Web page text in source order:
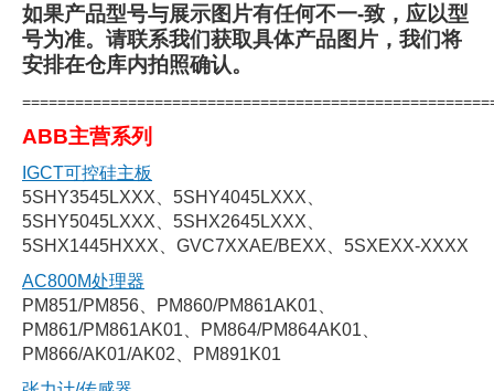
如果产品型号与展示图片有任何不一-致，应以型
号为准。请联系我们获取具体产品图片，我们将
安排在仓库内拍照确认。
ABB主营系列
IGCT可控硅主板
5SHY3545LXXX、5SHY4045LXXX、
5SHY5045LXXX、5SHX2645LXXX、
5SHX1445HXXX、GVC7XXAE/BEXX、5SXEXX-XXXX
AC800M处理器
PM851/PM856、PM860/PM861AK01、
PM861/PM861AK01、PM864/PM864AK01、
PM866/AK01/AK02、PM891K01